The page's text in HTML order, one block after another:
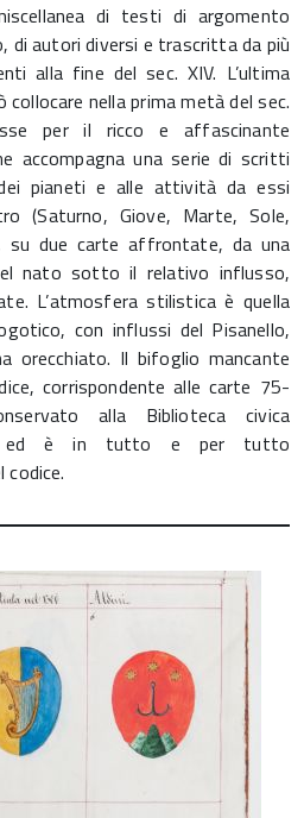
di testi di argomento
di autori diversi e trascritta da più
alla fine del sec. XIV. L’ultima
collocare nella prima metà del sec.
per il ricco e affascinante
accompagna una serie di scritti
pianeti e alle attività da essi
(Saturno, Giove, Marte, Sole,
su due carte affrontate, da una
nato sotto il relativo influsso,
L’atmosfera stilistica è quella
con influssi del Pisanello,
orecchiato. Il bifoglio mancante
corrispondente alle carte 75-
alla Biblioteca civica
ed è in tutto e per tutto